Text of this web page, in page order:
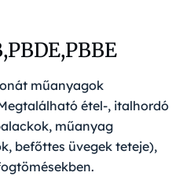
műanyagok
étel-, italhordó
műanyag
befőttes üvegek teteje),